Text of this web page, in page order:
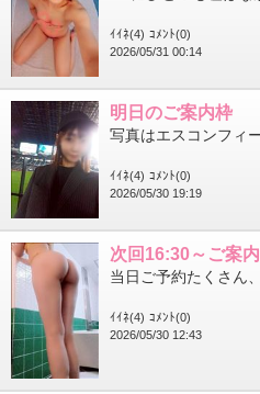
ｲｲﾈ(4) ｺﾒﾝﾄ(0)
2026/05/31 00:14
明日のご案内枠
ｲｲﾈ(4) ｺﾒﾝﾄ(0)
2026/05/30 19:19
次回16:30～ご案内
ｲｲﾈ(4) ｺﾒﾝﾄ(0)
2026/05/30 12:43